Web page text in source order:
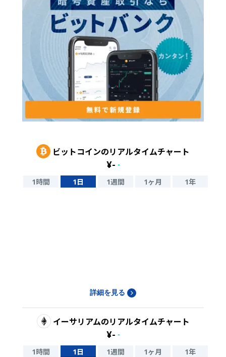
ビットコインのリアルタイムチャート
¥- -
1時間 1日 1週間 1ヶ月 1年
詳細を見る
イーサリアムのリアルタイムチャート
¥- -
1時間 1日 1週間 1ヶ月 1年